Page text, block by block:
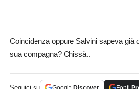
Coincidenza oppure Salvini sapeva già
sua compagna? Chissà..
Seguici su Google Discover Fonti